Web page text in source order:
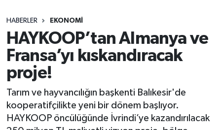
HABERLER EKONOMİ
HAYKOOP’tan Almanya ve
Fransa’yı kıskandıracak
proje!
Tarım ve hayvancılığın başkenti Balıkesir'de
kooperatifçilikte yeni bir dönem başlıyor.
HAYKOOP öncülüğünde İvrindi’ye kazandırılacak